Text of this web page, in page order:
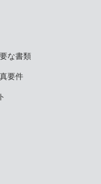
な書類
要件